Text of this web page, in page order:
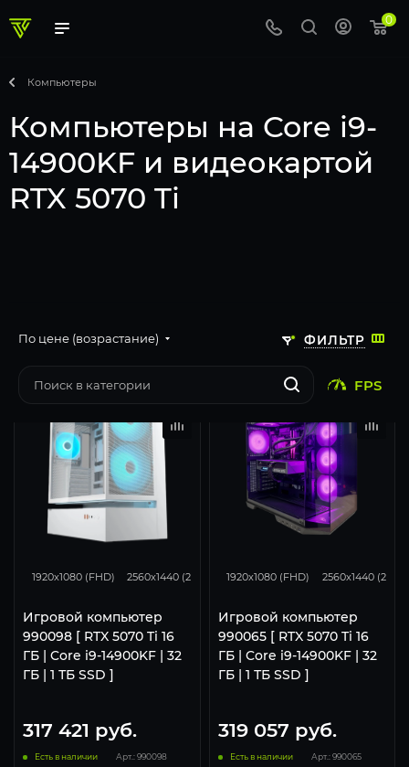
0
Компьютеры
Компьютеры на Core i9-
14900KF и видеокартой
RTX 5070 Ti
ФИЛЬТР
По цене (возрастание)
FPS
1920x1080 (FHD) 2560x1440 (2K) 3840x2160 (4K)
Игровой компьютер
990098 [ RTX 5070 Ti 16
ГБ | Core i9-14900KF | 32
ГБ | 1 ТБ SSD ]
317 421 руб.
Есть в наличии Арт.: 990098
1920x1080 (FHD) 2560x1440 (2K)
Игровой компьютер
990065 [ RTX 5070 Ti 16
ГБ | Core i9-14900KF | 32
ГБ | 1 ТБ SSD ]
319 057 руб.
Есть в наличии Арт.: 990065